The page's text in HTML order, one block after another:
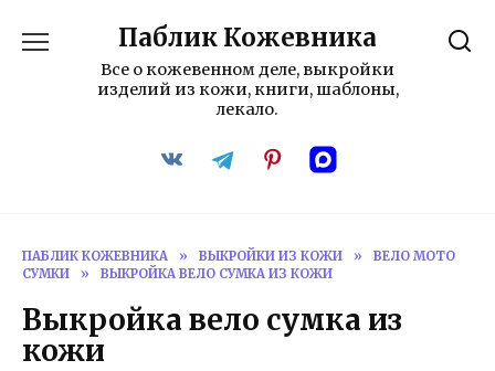
содержанию
Паблик Кожевника
Все о кожевенном деле, выкройки
изделий из кожи, книги, шаблоны,
лекало.
ПАБЛИК КОЖЕВНИКА » ВЫКРОЙКИ ИЗ КОЖИ »
ВЕЛО МОТО
СУМКИ
» ВЫКРОЙКА ВЕЛО СУМКА ИЗ КОЖИ
Выкройка вело сумка из
кожи